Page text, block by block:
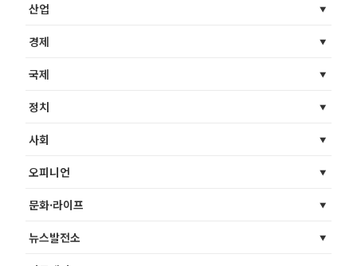
산업
경제
국제
정치
사회
오피니언
문화·라이프
뉴스발전소